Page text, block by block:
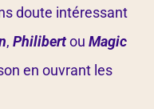
doute intéressant
, Philibertou Magic
en ouvrant les